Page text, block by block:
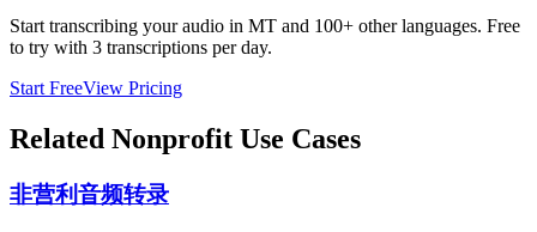
Start transcribing your audio in MT and 100+ other languages. Free
to try with 3 transcriptions per day.
Start FreeView Pricing
Related Nonprofit Use Cases
非营利音频转录